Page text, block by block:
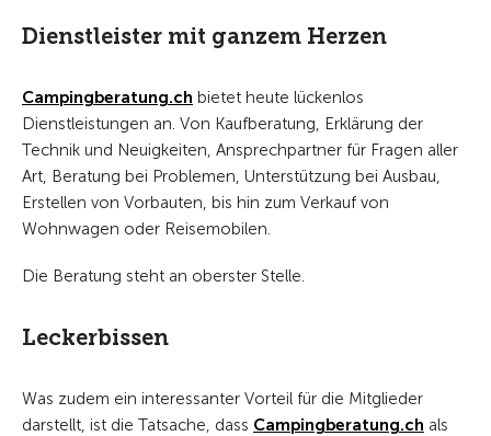
Dienstleister mit ganzem Herzen
Campingberatung.ch bietet heute lückenlos
Dienstleistungen an. Von Kaufberatung, Erklärung der
Technik und Neuigkeiten, Ansprechpartner für Fragen aller
Art, Beratung bei Problemen, Unterstützung bei Ausbau,
Erstellen von Vorbauten, bis hin zum Verkauf von
Wohnwagen oder Reisemobilen.
Die Beratung steht an oberster Stelle.
Leckerbissen
Was zudem ein interessanter Vorteil für die Mitglieder
darstellt, ist die Tatsache, dass Campingberatung.ch als